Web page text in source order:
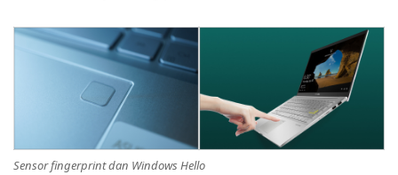
Sensorfingerprintdan Windows Hello